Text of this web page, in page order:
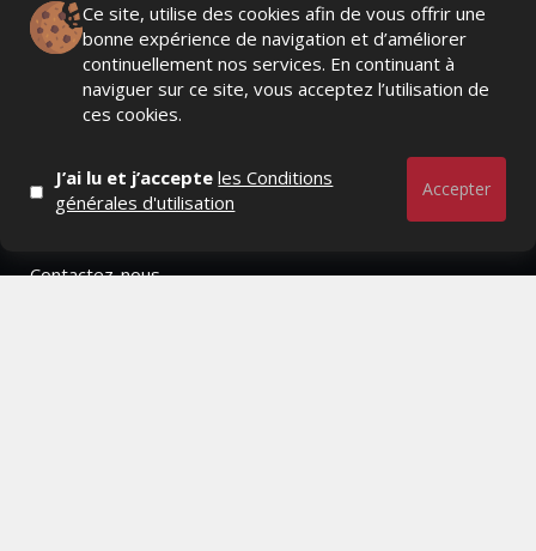
Ce site, utilise des cookies afin de vous offrir une
bonne expérience de navigation et d’améliorer
continuellement nos services. En continuant à
naviguer sur ce site, vous acceptez l’utilisation de
ces cookies.
J’ai lu et j’accepteles Conditions
générales d'utilisation
Accepter
RESTER CONNECTÉ
- Page d'accueil
- Contactez-nous